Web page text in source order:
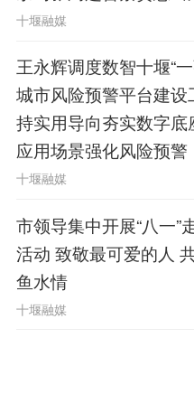
国家生态产品价值
加快建设以好水
进生态产品价值
品，发展林下经
品，完善生态收益
十堰融媒
王永辉调度数智十堰“
城市风险预警平台建设
持实用导向夯实数字底
应用场景强化风险预警
十堰融媒
市领导集中开展“八一”
活动 致敬最可爱的人 共叙军民
鱼水情
十堰融媒